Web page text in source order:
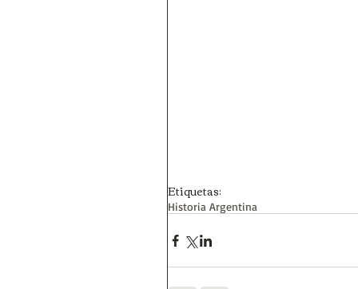
Etiquetas:
Historia Argentina